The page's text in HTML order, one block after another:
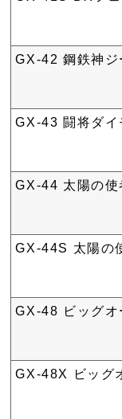
GX-42 鋼鉄神ジ
GX-43 闘将ダイ
GX-44 太陽の
GX-44S 太陽の
GX-48 ビッグオ
GX-48X ビッグ